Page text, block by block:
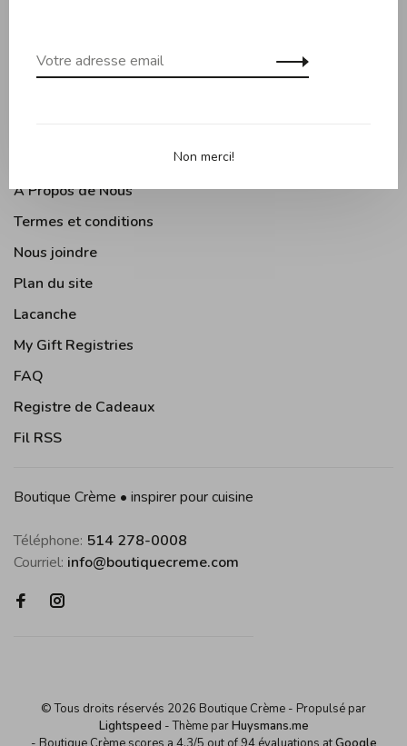
Moments Gourmands
À Propos de Nous
Termes et conditions
Nous joindre
Plan du site
Lacanche
My Gift Registries
FAQ
Registre de Cadeaux
Fil RSS
Boutique Crème • inspirer pour cuisine
Téléphone: 514 278-0008
Courriel: info@boutiquecreme.com
© Tous droits réservés 2026 Boutique Crème - Propulsé par
Lightspeed - Thème parHuysmans.me
Non merci!